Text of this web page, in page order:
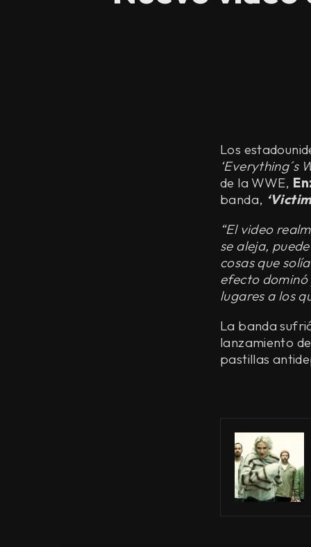
Los
‘Everything´s
de la WWE,
banda, ‘Victim
“El video
se aleja,
cosas que
efecto dominó
lugares a los
La banda
lanzamiento
pastillas